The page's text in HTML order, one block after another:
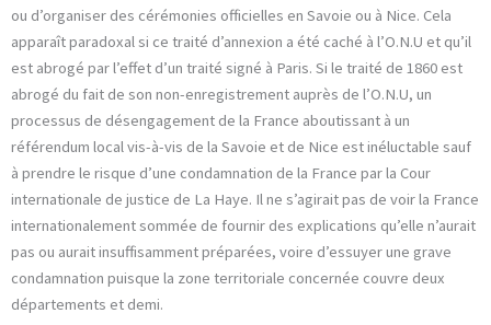
ou d’organiser des cérémonies officielles en Savoie ou à Nice. Cela
apparaît paradoxal si ce traité d’annexion a été caché à l’O.N.U et qu’il
est abrogé par l’effet d’un traité signé à Paris. Si le traité de 1860 est
abrogé du fait de son non-enregistrement auprès de l’O.N.U, un
processus de désengagement de la France aboutissant à un
référendum local vis-à-vis de la Savoie et de Nice est inéluctable sauf
à prendre le risque d’une condamnation de la France par la Cour
internationale de justice de La Haye. Il ne s’agirait pas de voir la France
internationalement sommée de fournir des explications qu’elle n’aurait
pas ou aurait insuffisamment préparées, voire d’essuyer une grave
condamnation puisque la zone territoriale concernée couvre deux
départements et demi.